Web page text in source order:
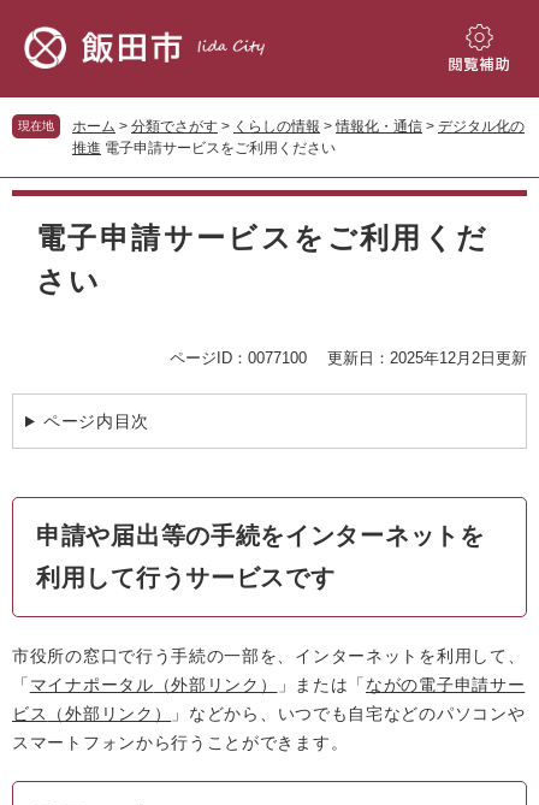
先
頭
す。
を
飛
し
閲
補
現在地 ホーム > 分類でさがす > くらしの情報 >情報化・通信 > デジタル化の
推進 電子申請サービスをご利用ください
本
電子申請サービスをご利用くだ
さい
ページID：0077100 更新日：2025年12月2日更新
ページ内目次
申請や届出等の手続をインターネットを
利用して行うサービスです
市役所の窓口で行う手続の一部を、インターネットを利用して、
「 マイナポータル （外部リンク） 」または「 ながの電子申請サー
ビス
（外部リンク）
」などから、いつでも自宅などのパソコンや
スマートフォンから行うことができます。